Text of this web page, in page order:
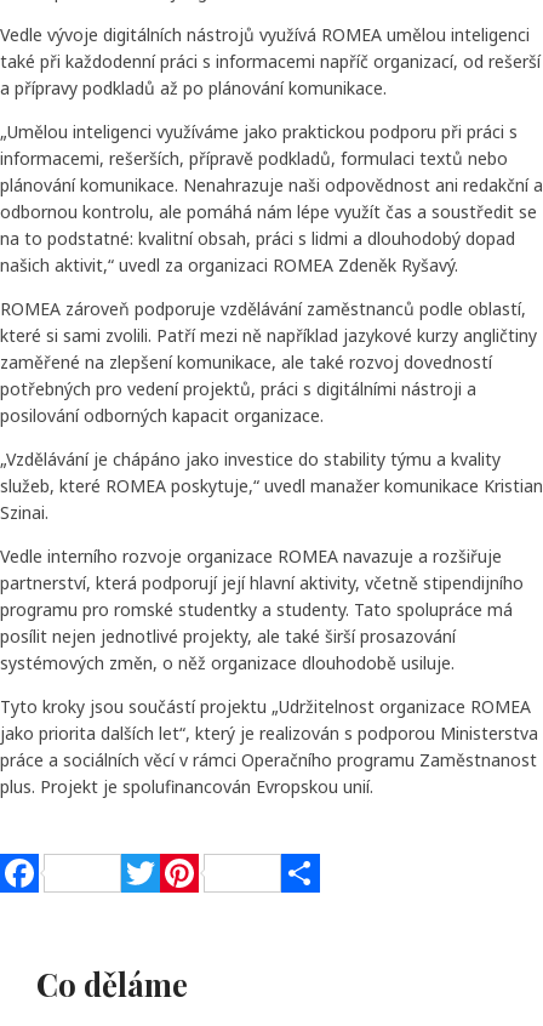
Vedle vývoje digitálních nástrojů využívá ROMEA umělou inteligenci
také při každodenní práci s informacemi napříč organizací, od rešerší
a přípravy podkladů až po plánování komunikace.
„Umělou inteligenci využíváme jako praktickou podporu při práci s
informacemi, rešerších, přípravě podkladů, formulaci textů nebo
plánování komunikace. Nenahrazuje naši odpovědnost ani redakční a
odbornou kontrolu, ale pomáhá nám lépe využít čas a soustředit se
na to podstatné: kvalitní obsah, práci s lidmi a dlouhodobý dopad
našich aktivit,“ uvedl za organizaci ROMEA Zdeněk Ryšavý.
ROMEA zároveň podporuje vzdělávání zaměstnanců podle oblastí,
které si sami zvolili. Patří mezi ně například jazykové kurzy angličtiny
zaměřené na zlepšení komunikace, ale také rozvoj dovedností
potřebných pro vedení projektů, práci s digitálními nástroji a
posilování odborných kapacit organizace.
„Vzdělávání je chápáno jako investice do stability týmu a kvality
služeb, které ROMEA poskytuje,“ uvedl manažer komunikace Kristian
Szinai.
Vedle interního rozvoje organizace ROMEA navazuje a rozšiřuje
partnerství, která podporují její hlavní aktivity, včetně stipendijního
programu pro romské studentky a studenty. Tato spolupráce má
posílit nejen jednotlivé projekty, ale také širší prosazování
systémových změn, o něž organizace dlouhodobě usiluje.
Tyto kroky jsou součástí projektu „Udržitelnost organizace ROMEA
jako priorita dalších let“, který je realizován s podporou Ministerstva
práce a sociálních věcí v rámci Operačního programu Zaměstnanost
plus. Projekt je spolufinancován Evropskou unií.
Co děláme